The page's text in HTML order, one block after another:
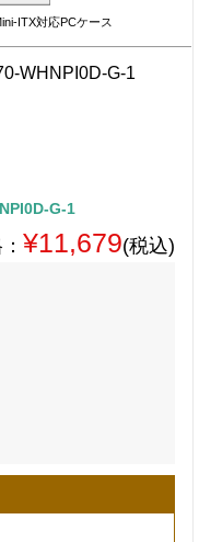
ITX対応PCケース
G-1
¥11,679(税込)